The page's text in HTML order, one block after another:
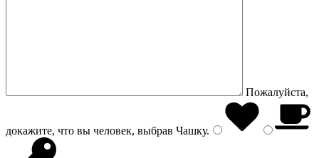
Пожалуйста,
докажите, что вы человек, выбрав Чашку.